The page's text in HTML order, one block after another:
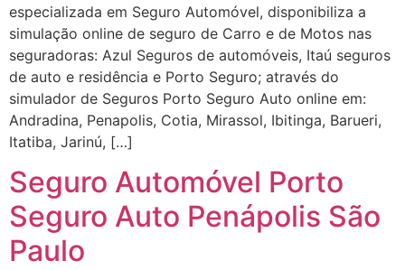
especializada em Seguro Automóvel, disponibiliza a
simulação online de seguro de Carro e de Motos nas
seguradoras: Azul Seguros de automóveis, Itaú seguros
de auto e residência e Porto Seguro; através do
simulador de Seguros Porto Seguro Auto online em:
Andradina, Penapolis, Cotia, Mirassol, Ibitinga, Barueri,
Itatiba, Jarinú, […]
Seguro Automóvel Porto
Seguro Auto Penápolis São
Paulo